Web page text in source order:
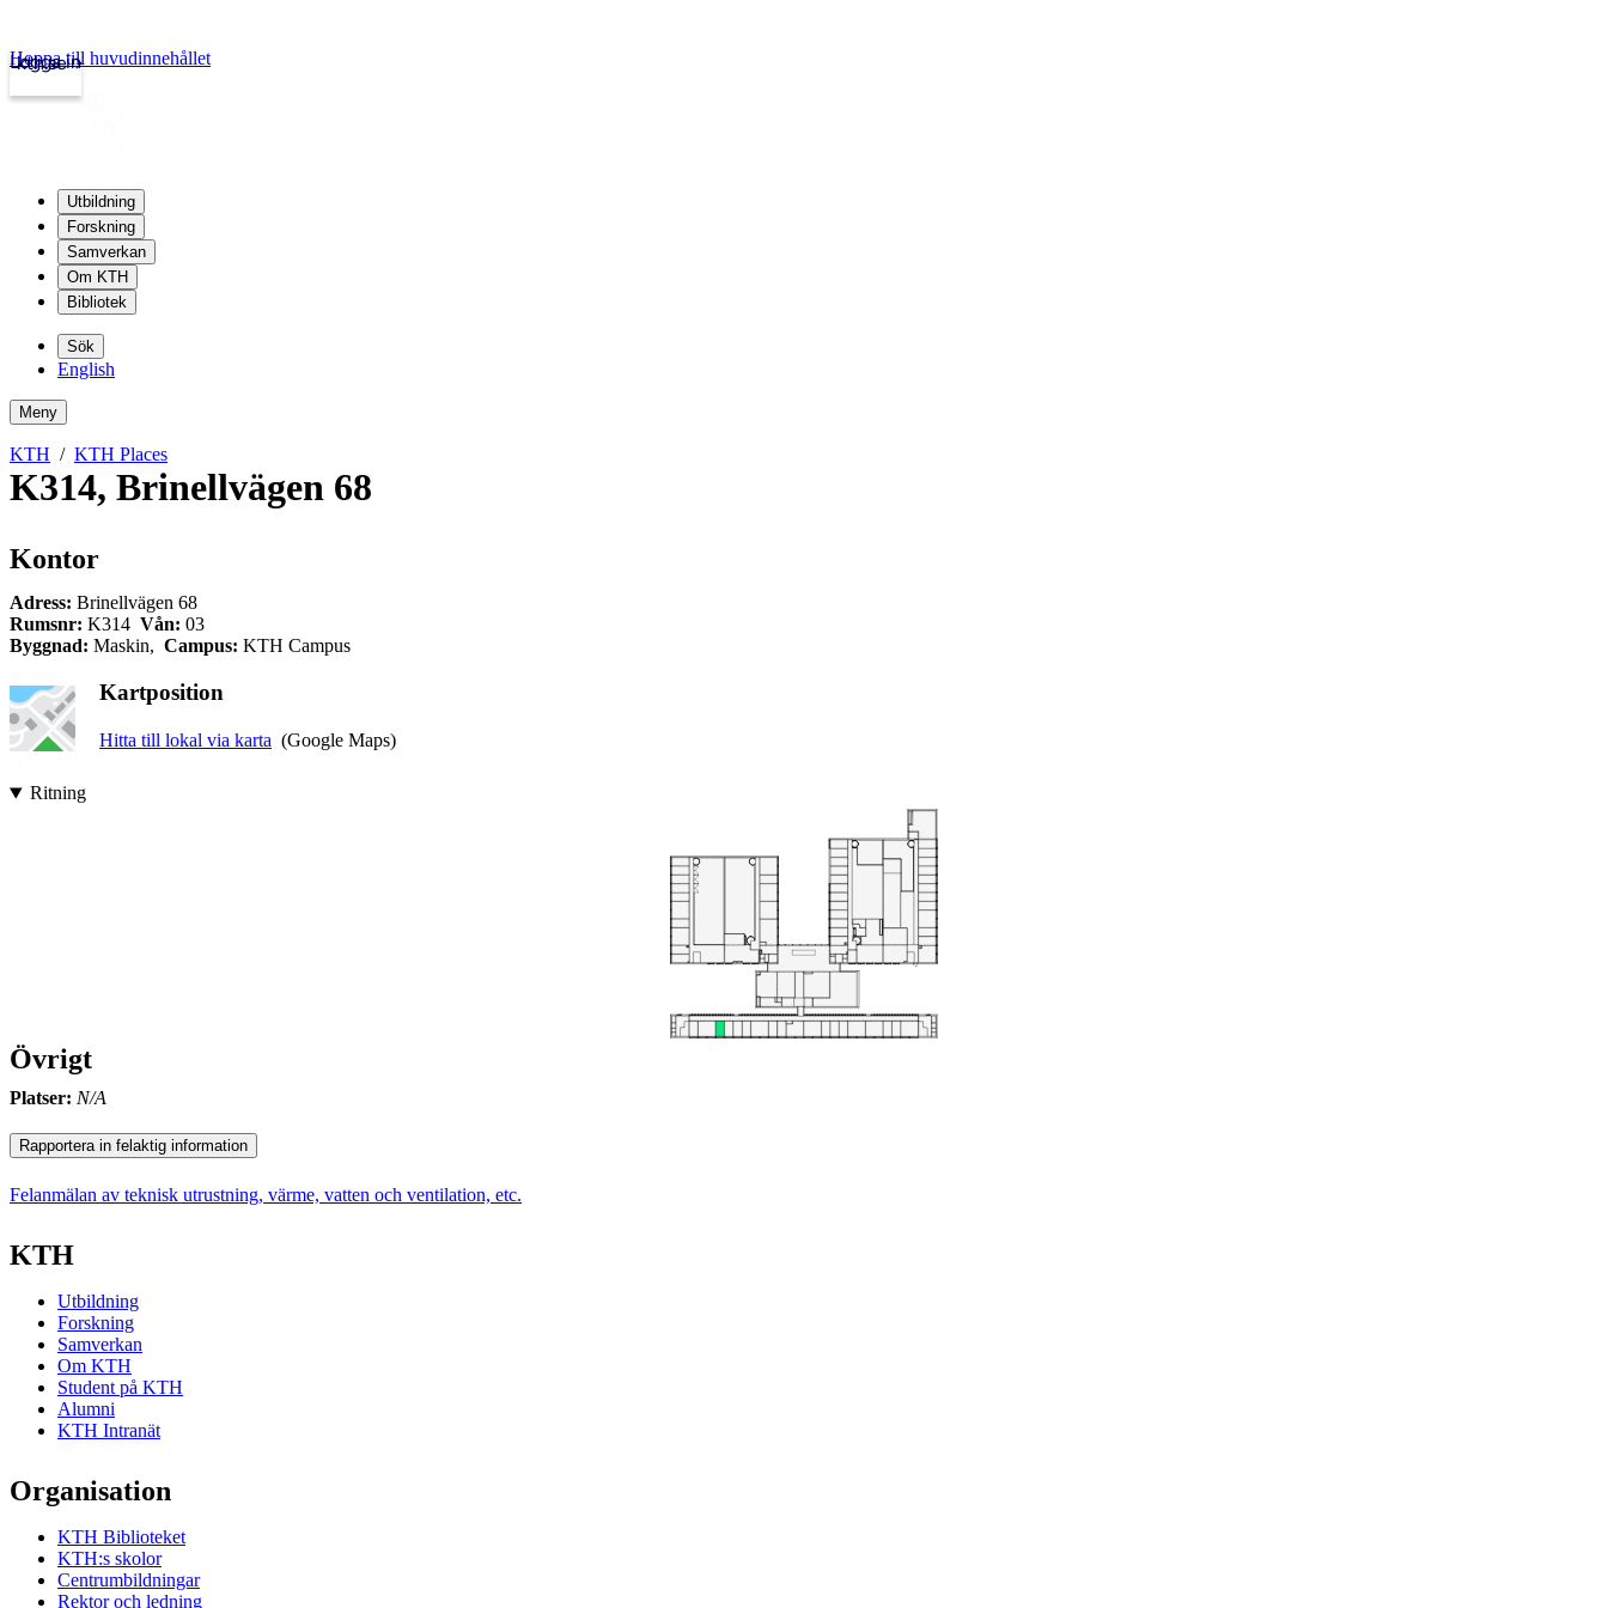
kth.se
Logga in
Hoppa till huvudinnehållet
Utbildning
Forskning
Samverkan
Om KTH
Bibliotek
Sök
English
Meny
KTH KTH Places
K314, Brinellvägen 68
Kontor
Adress: Brinellvägen 68
Rumsnr: K314 Vån: 03
Byggnad: Maskin, Campus: KTH Campus
Kartposition
Hitta till lokal via karta (Google Maps)
Ritning
Övrigt
Platser: N/A
Rapportera in felaktig information
Felanmälan av teknisk utrustning, värme, vatten och ventilation, etc.
KTH
Utbildning
Forskning
Samverkan
Om KTH
Student på KTH
Alumni
KTH Intranät
Organisation
KTH Biblioteket
KTH:s skolor
Centrumbildningar
Rektor och ledning